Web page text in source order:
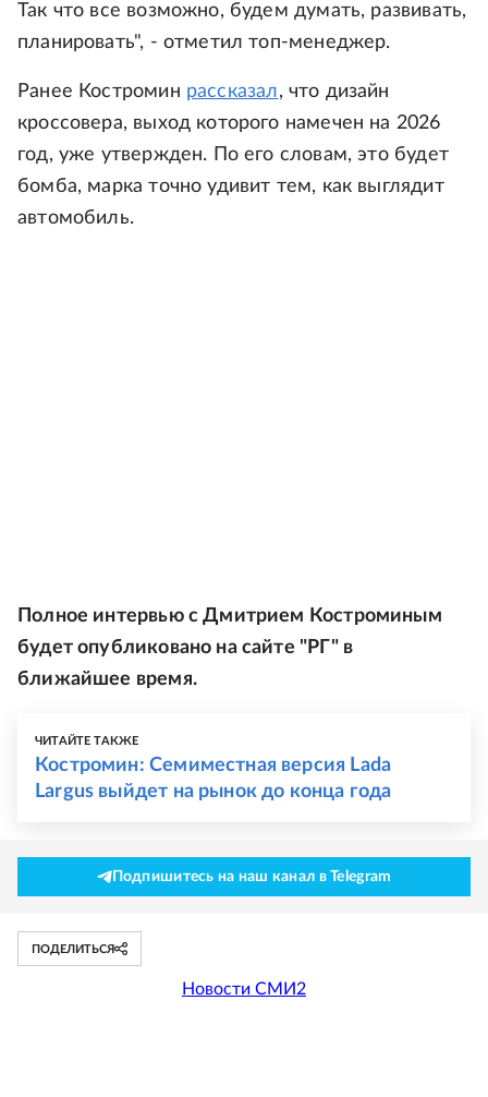
Так что все возможно, будем думать, развивать,
планировать", - отметил топ-менеджер.
Ранее Костромин рассказал, что дизайн
кроссовера, выход которого намечен на 2026
год, уже утвержден. По его словам, это будет
бомба, марка точно удивит тем, как выглядит
автомобиль.
Полное интервью с Дмитрием Костроминым
будет опубликовано на сайте "РГ" в
ближайшее время.
ЧИТАЙТЕ ТАКЖЕ
Костромин: Семиместная версия Lada
Largus выйдет на рынок до конца года
Подпишитесь на наш канал в Telegram
ПОДЕЛИТЬСЯ
Новости СМИ2